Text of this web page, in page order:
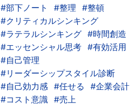
#部下ノート
#整理
#整頓
#クリティカルシンキング
#ラテラルシンキング #時間創造
#エッセンシャル思考 #有効活用
#自己管理
#リーダーシップスタイル診断
#自己効力感 #任せる
#企業会計
#コスト意識 #売上